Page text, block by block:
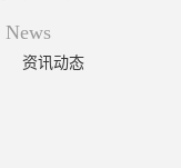
News
资讯动态